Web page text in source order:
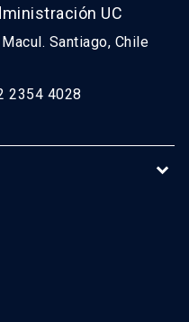
UC
Santiago, Chile
2354 4028